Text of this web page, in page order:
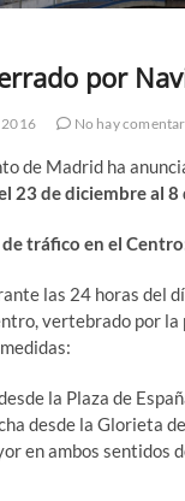
por
No hay
de Madrid ha
23 de diciembre al
tráfico en el
las 24 horas del
vertebrado por la
la Plaza de
desde la Glorieta
en ambos sentidos